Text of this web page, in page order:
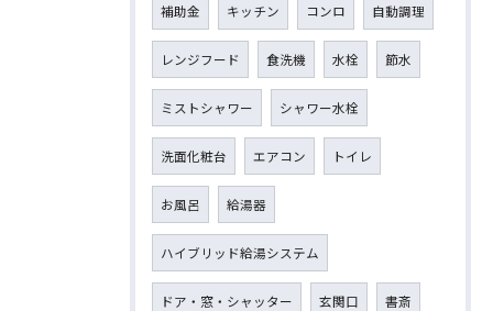
補助金 キッチン コンロ 自動調理
レンジフード 食洗機 水栓 節水
ミストシャワー シャワー水栓
洗面化粧台 エアコン トイレ
お風呂 給湯器
ハイブリッド給湯システム
ドア・窓・シャッター 玄関口 書斎